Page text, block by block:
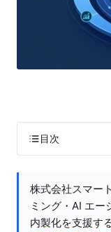
目次
株式会社スマー
ミング・AI エー
内製化を支援す